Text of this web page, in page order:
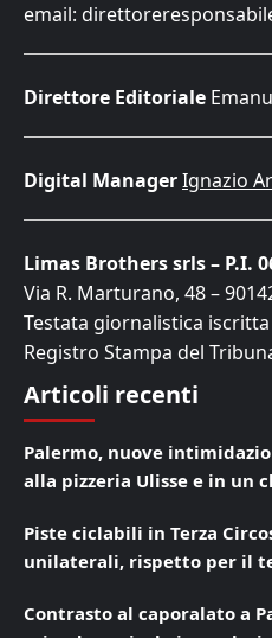
email:
Direttore Editoriale
Digital ManagerIgnazio
Limas Brothers srls – P.I.
Via R. Marturano, 48 –
Testata giornalistica iscritta
Registro Stampa del
Articoli recenti
Palermo, nuove
alla pizzeria Ulisse e in un
Piste ciclabili in Terza
unilaterali, rispetto per il
Contrasto al caporalato a